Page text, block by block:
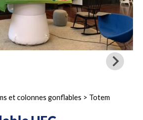
et colonnes gonflables > Totem